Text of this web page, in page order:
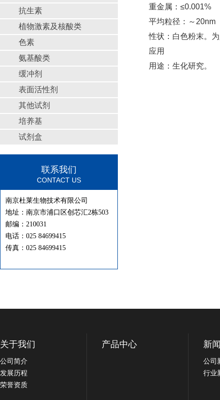
抗生素
植物激素及核酸类
色素
氨基酸类
缓冲剂
表面活性剂
其他试剂
培养基
试剂盒
联系我们
CONTACT US
南京杜莱生物技术有限公司
地址：南京市浦口区创芯汇2栋503
邮编：210031
电话：025 84699415
传真：025 84699415
重金属：≤0.001%
平均粒径：～20nm
性状：白色粉末。
应用
用途：生化研究。
关于我们
公司简介
发展历程
荣誉资质
产品中心 新
公司
行业